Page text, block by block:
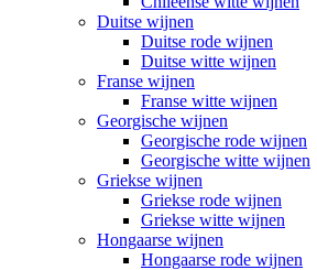
Duitse wijnen
Duitse rode wijnen
Duitse witte wijnen
Franse wijnen
Franse witte wijnen
Georgische wijnen
Georgische rode wijnen
Georgische witte wijnen
Griekse wijnen
Griekse rode wijnen
Griekse witte wijnen
Hongaarse wijnen
Hongaarse rode wijnen